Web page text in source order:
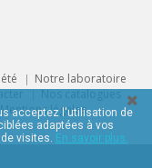
Notre laboratoire
Nos catalogues
Mentions légales
acceptez l'utilisation de
adaptées à vos
visites. En savoir plus.